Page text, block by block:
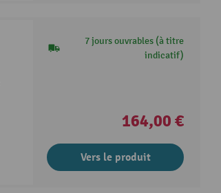
7 jours ouvrables (à titre
indicatif)
164,00 €
Vers le produit